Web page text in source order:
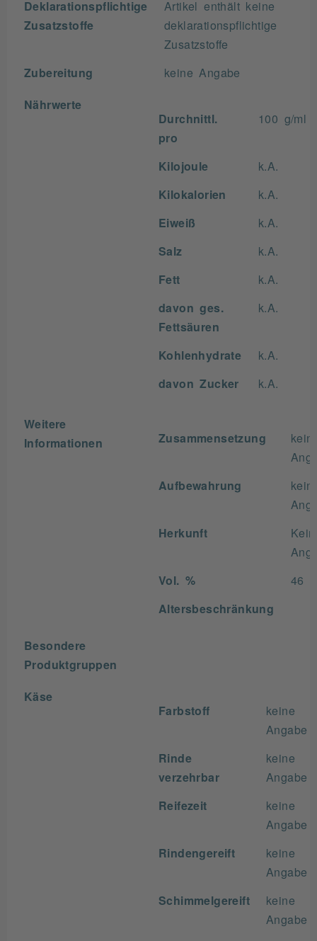
Deklarationspflichtige
Zusatzstoffe
Artikel enthält keine
deklarationspflichtige
Zusatzstoffe
Zubereitung keine Angabe
Nährwerte
Durchnittl.
pro
100 g/ml
Kilojoule k.A.
Kilokalorien k.A.
Eiweiß k.A.
Salz k.A.
Fett k.A.
davon ges.
Fettsäuren
k.A.
Kohlenhydrate k.A.
davon Zucker k.A.
Weitere
Informationen
Zusammensetzung
Aufbewahrung
Herkunft
Vol. % 46
Altersbeschränkung
Besondere
Produktgruppen
Käse
Farbstoff
keine
Angabe
Rinde
verzehrbar
keine
Angabe
Reifezeit
keine
Angabe
Rindengereift
keine
Angabe
Schimmelgereift
keine
Angabe